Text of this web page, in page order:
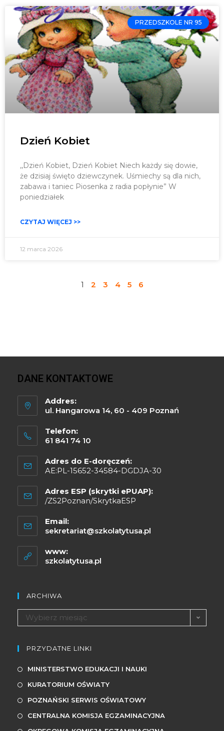
PRZEDSZKOLE NR 95
Dzień Kobiet
,,Dzień Kobiet, Dzień Kobiet Niech każdy się dowie,
że dzisiaj święto dziewczynek. Uśmiechy są dla nich,
zabawa i taniec Piosenka z radia popłynie” W
poniedziałek
CZYTAJ WIĘCEJ >>
12 marca 2026
1 2 3 4 5 6
DANE KONTAKTOWE
Addres:
ul. Hangarowa 14, 60 - 409 Poznań
Telefon:
61 841 74 10
Adres do E-doręczeń:
AE:PL-15652-34584-DGDJA-30
Adres ESP (skrytki ePUAP):
/ZS2Poznan/SkrytkaESP
Email:
sekretariat@szkolatytusa.pl
www:
szkolatytusa.pl
ARCHIWA
Wybierz miesiąc
PRZYDATNE LINKI
MINISTERSTWO EDUKACJI I NAUKI
KURATORIUM OŚWIATY
POZNAŃSKI SERWIS OŚWIATOWY
CENTRALNA KOMISJA EGZAMINACYJNA